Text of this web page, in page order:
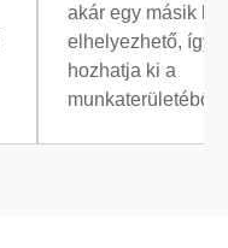
akár egy másik
elhelyezhető, így
hozhatja ki a
munkaterületéből.